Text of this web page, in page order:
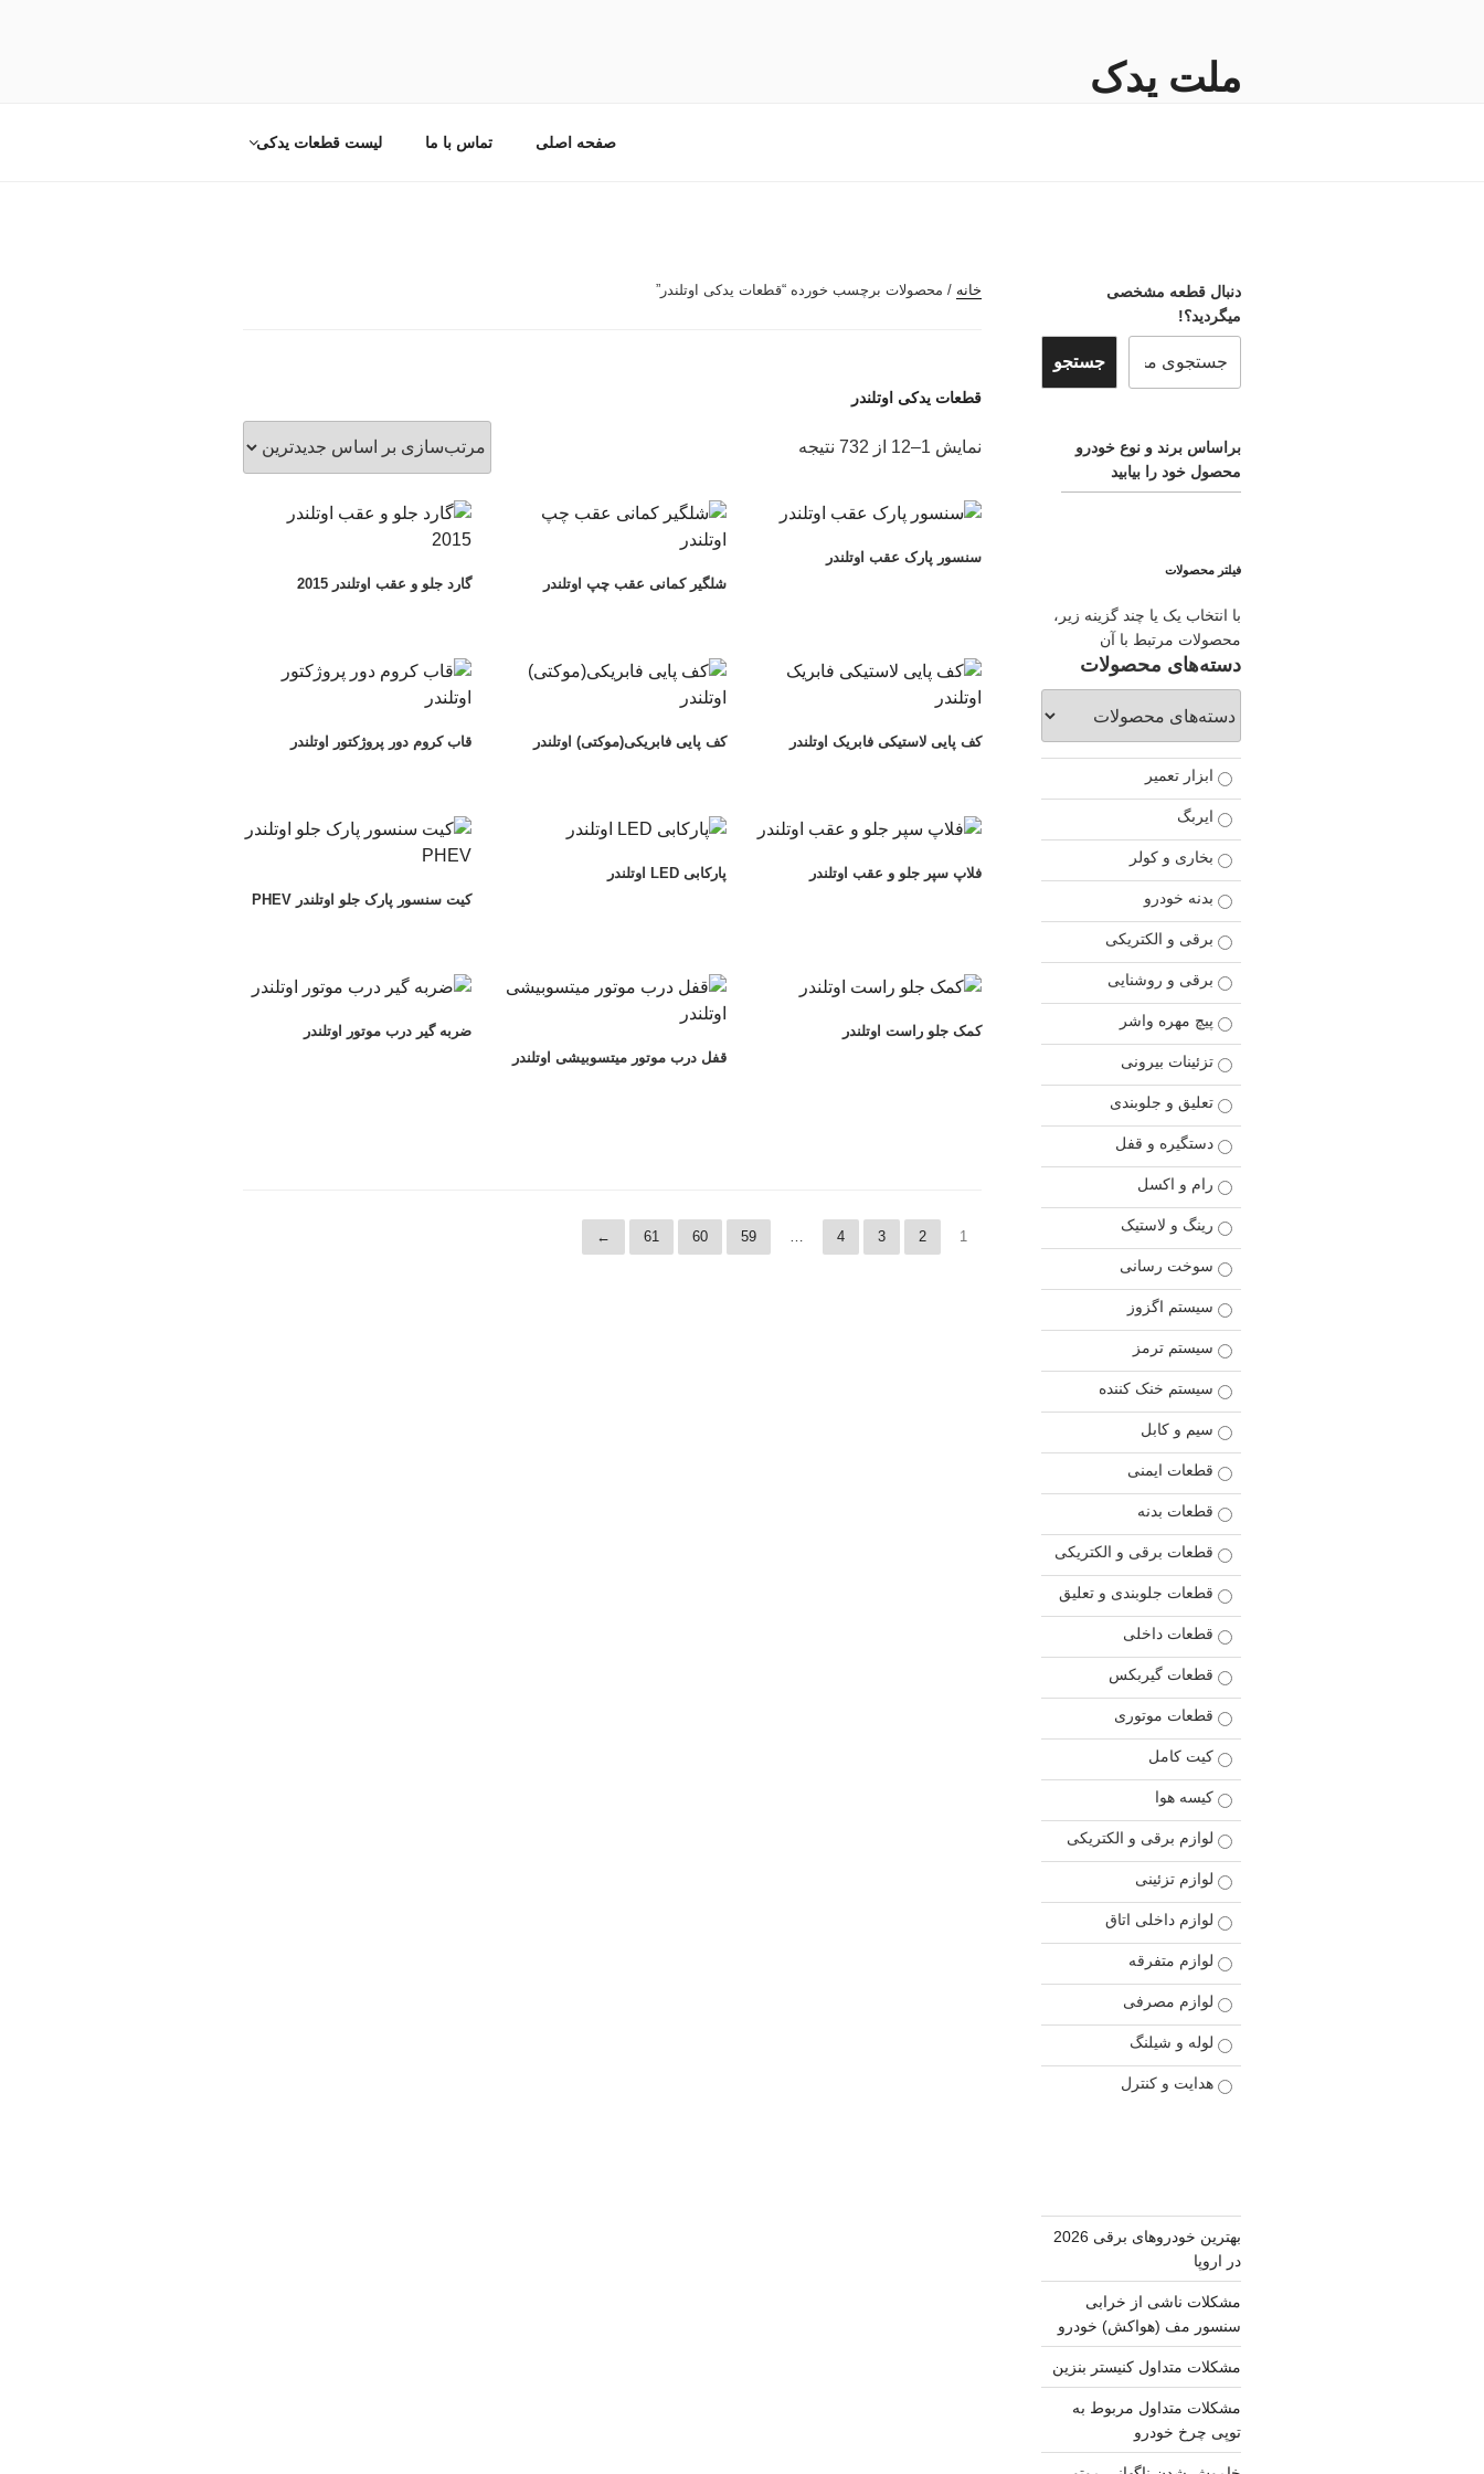
ملت یدک
صفحه اصلی تماس با ما لیست قطعات یدکی
خانه / محصولات برچسب خورده “قطعات یدکی اوتلندر”
قطعات یدکی اوتلندر
نمایش 1–12 از 732 نتیجه
جدیدترین
سنسور پارک عقب اوتلندر
شلگیر کمانی عقب چپ اوتلندر
گارد جلو و عقب اوتلندر 2015
کف پایی لاستیکی فابریک اوتلندر کف پایی فابریکی(موکتی) اوتلندر قاب کروم دور پروژکتور اوتلندر
فلاپ سپر جلو و عقب اوتلندر
پارکابی LED اوتلندر
کیت سنسور پارک جلو اوتلندر PHEV
کمک جلو راست اوتلندر
قفل درب موتور میتسوبیشی اوتلندر
ضربه گیر درب موتور اوتلندر
1
2
3
4
…
59
60
61
←
دنبال قطعه مشخصی
میگردید؟!
جستجو
براساس برند و نوع خودرو
محصول خود را بیابید
فیلتر محصولات
با انتخاب یک یا چند گزینه زیر،
محصولات مرتبط با آن
دسته‌های محصولات
ابزار تعمیر
ایربگ
بخاری و کولر
بدنه خودرو
برقی و الکتریکی
برقی و روشنایی
پیچ مهره واشر
تزئینات بیرونی
تعلیق و جلوبندی
دستگیره و قفل
رام و اکسل
رینگ و لاستیک
سوخت رسانی
سیستم اگزوز
سیستم ترمز
سیستم خنک کننده
سیم و کابل
قطعات ایمنی
قطعات بدنه
قطعات برقی و الکتریکی
قطعات جلوبندی و تعلیق
قطعات داخلی
قطعات گیربکس
قطعات موتوری
کیت کامل
کیسه هوا
لوازم برقی و الکتریکی
لوازم تزئینی
لوازم داخلی اتاق
لوازم متفرقه
لوازم مصرفی
لوله و شیلنگ
هدایت و کنترل
بهترین خودروهای برقی 2026
در اروپا
مشکلات ناشی از خرابی
سنسور مف (هواکش) خودرو
مشکلات متداول کنیستر بنزین
مشکلات متداول مربوط به
توپی چرخ خودرو